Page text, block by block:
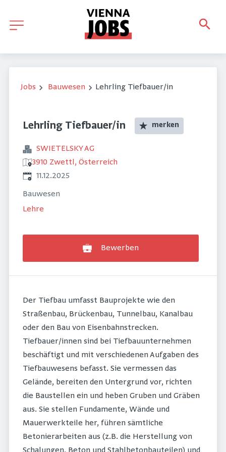
Jobs Bauwesen Lehrling Tiefbauer/in
Lehrling Tiefbauer/in merken
SWIETELSKY AG
3910 Zwettl, Österreich
Veröffentlicht
11.12.2025
Bauwesen
Lehre
Bewerben
Der Tiefbau umfasst Bauprojekte wie den
Straßenbau, Brückenbau, Tunnelbau, Kanalbau
oder den Bau von Eisenbahnstrecken.
Tiefbauer/innen sind bei Tiefbauunternehmen
beschäftigt und mit verschiedenen Aufgaben des
Tiefbauwesens befasst. Sie vermessen das
Gelände, bereiten den Untergrund vor, richten
die Baustellen ein und heben Gruben und Gräben
aus. Sie stellen Fundamente, Wände und
Mauerwerkteile her, führen sämtliche
Betonierarbeiten aus (z.B. die Herstellung von